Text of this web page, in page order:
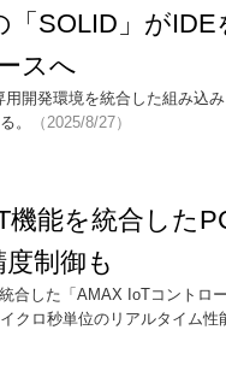
「SOLID」が
スへ
開発環境を統合した組み込
。
（2025/8/27）
機能を統合した
制御も
合した「AMAX IoTコントロ
クロ秒単位のリアルタイム